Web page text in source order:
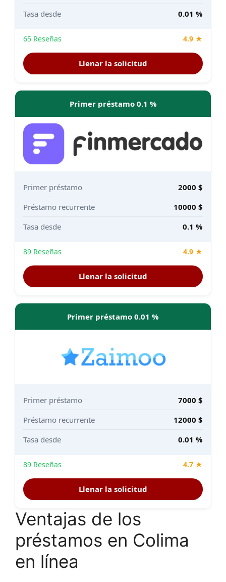
Tasa desde 0.01 %
65 Reseñas 4.9 ★
Llenar la solicitud
Primer préstamo 0.1 %
Primer préstamo
2000 $
Préstamo recurrente
10000 $
Tasa desde
0.1 %
89 Reseñas 4.9 ★
Llenar la solicitud
Primer préstamo 0.01 %
Primer préstamo
7000 $
Préstamo recurrente
12000 $
Tasa desde
0.01 %
89 Reseñas 4.7 ★
Llenar la solicitud
Ventajas de los
préstamos en Colima
en línea